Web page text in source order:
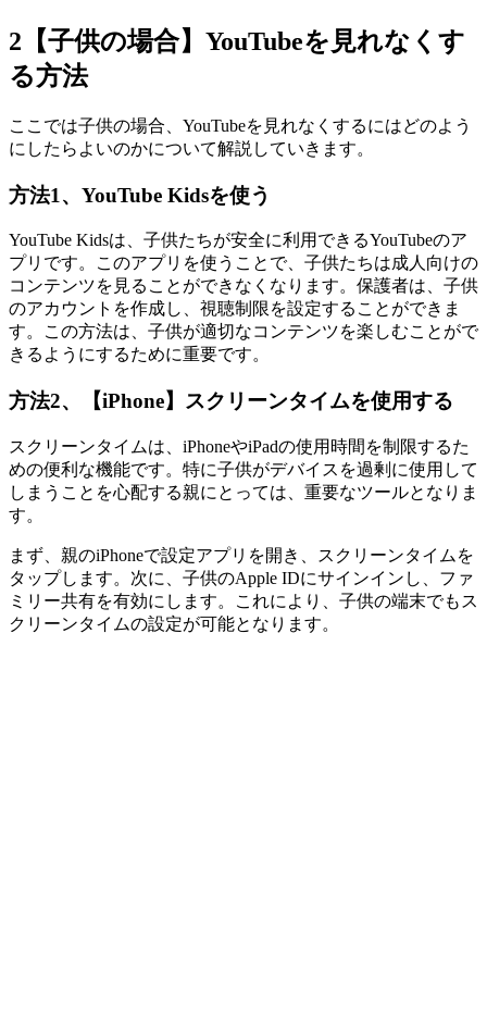
2 【子供の場合】YouTubeを見れなくす
る方法
ここでは子供の場合、YouTubeを見れなくするにはどのよう
にしたらよいのかについて解説していきます。
方法1、YouTube Kidsを使う
YouTube Kidsは、子供たちが安全に利用できるYouTubeのア
プリです。このアプリを使うことで、子供たちは成人向けの
コンテンツを見ることができなくなります。保護者は、子供
のアカウントを作成し、視聴制限を設定することができま
す。この方法は、子供が適切なコンテンツを楽しむことがで
きるようにするために重要です。
方法2、【iPhone】スクリーンタイムを使用する
スクリーンタイムは、iPhoneやiPadの使用時間を制限するた
めの便利な機能です。特に子供がデバイスを過剰に使用して
しまうことを心配する親にとっては、重要なツールとなりま
す。
まず、親のiPhoneで設定アプリを開き、スクリーンタイムを
タップします。次に、子供のApple IDにサインインし、ファ
ミリー共有を有効にします。これにより、子供の端末でもス
クリーンタイムの設定が可能となります。